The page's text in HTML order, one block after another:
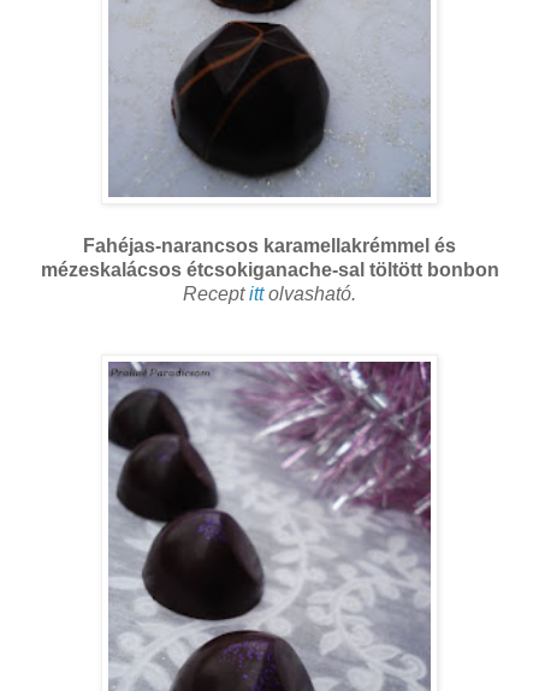
Fahéjas-narancsos karamellakrémmel és
mézeskalácsos étcsokiganache-sal töltött bonbon
Receptittolvasható.